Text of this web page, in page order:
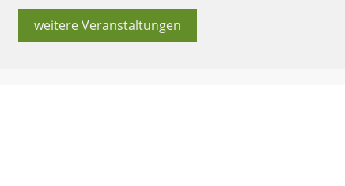
weitere Veranstaltungen